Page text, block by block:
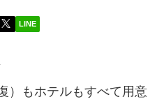
LINE
）もホテルもすべて用意